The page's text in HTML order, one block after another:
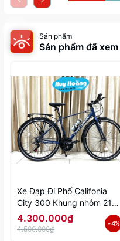
Sản phẩm
Sản phẩm đã xem
Xe Đạp Đi Phố Califonia
City 300 Khung nhôm 21
số shimano
4.300.000₫
4.500.000₫
- 4%